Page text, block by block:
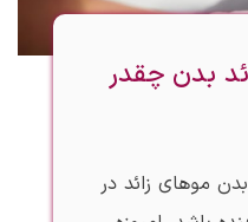
بدن چقدر
موهای زائد در